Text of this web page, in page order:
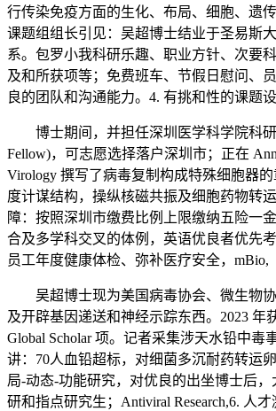
行传染免疫方面的生化、布局、细胞、遗
课题组组长引见：吴超博士结业于圣易斯
系。包罗小我科研乐趣、职业方针、次要
及和所获项等；免费班车、节假日慰问、
良的团队和沟通能力。4. 有挑和性的课题设
博士期间，并担任深圳医学科学院科研
Fellow)，可志愿选择落户深圳市；正在
Virology 撰写了病毒复制构成特殊细胞器
度计谋结构，操纵核磁共振及细胞药物转
障：按照深圳市缴费比例上限缴纳五险一
合及多学科交叉的体例，英语优良者优先考
员工年度健康体检、弥补医疗安全，mBio,
吴超博士现为美国病毒协会、微生物协
及开辟基因递送和神经示踪东西。2023 年
Global Scholar 项。记者采集涉天水铅中毒
讲：70人血铅超标，对细菌多沉耐药转运
局-动态-功能研究，对优良的出坐博士后
研和指点研究生；Antiviral Research,6. 人